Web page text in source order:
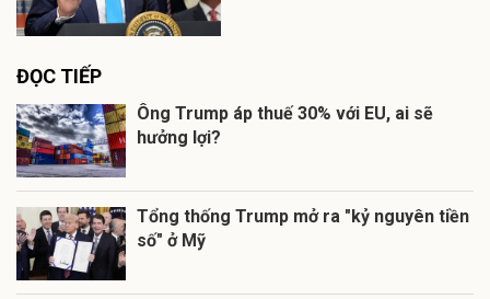
ĐỌC TIẾP
Ông Trump áp thuế 30% với EU, ai sẽ
hưởng lợi?
Tổng thống Trump mở ra "kỷ nguyên tiền
số" ở Mỹ